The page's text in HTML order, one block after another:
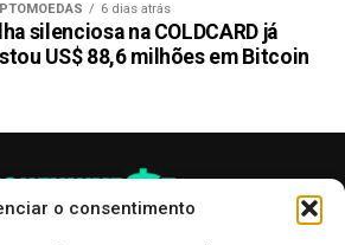
o consentimento
6 dias atrás
silenciosa na COLDCARD já
US$ 88,6 milhões em Bitcoin